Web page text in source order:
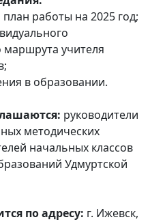
план работы на 2025 год;
маршрута учителя
в образовании.
руководители
методических
начальных классов
Удмуртской
по адресу: г. Ижевск,